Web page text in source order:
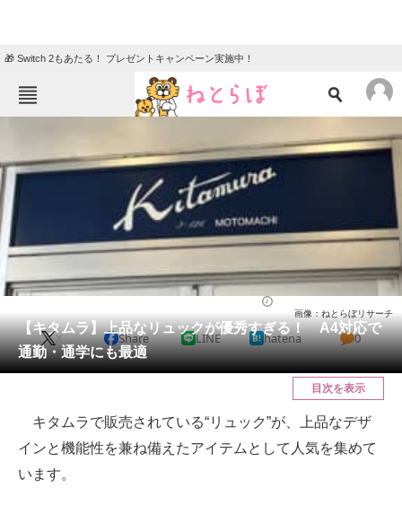
🎁 Switch 2もあたる！ プレゼントキャンペーン実施中！
ニュース
エンタメ クイズ
グルメ 地域
住まい
動物 リサーチ
会員記事
メディア
ITの今と未来を見通す
スマホと通信の最新トレンド
【キタムラ】上品なリュックが優秀すぎる！ A4対応で
通勤・通学にも最適
画像：ねとらぼリサーチ
X Share LINE hatena 0
目次を表示
キタムラで販売されている“リュック”が、上品なデザ
インと機能性を兼ね備えたアイテムとして人気を集めて
います。